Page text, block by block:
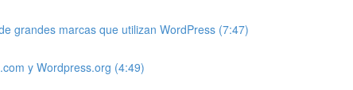
grandes marcas que utilizan WordPress (7:47)
y Wordpress.org (4:49)